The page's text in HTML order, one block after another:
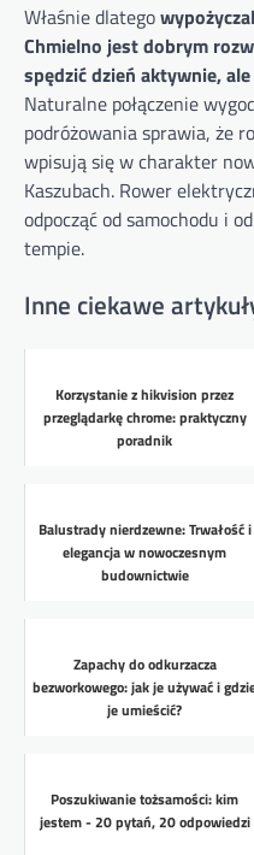
Właśnie dlatego
Chmielno jest dobrym
spędzić dzień aktywnie,
Naturalne połączenie
podróżowania sprawia, że
wpisują się w charakter
Kaszubach. Rower
odpocząć od samochodu i
tempie.
Inne ciekawe
Korzystanie z hikvision przez
przeglądarkę chrome: praktyczny
poradnik
Balustrady nierdzewne: Trwałość i
elegancja w nowoczesnym
budownictwie
Zapachy do odkurzacza
bezworkowego: jak je używać i
je umieścić?
Poszukiwanie tożsamości: kim
jestem - 20 pytań, 20 odpowiedzi